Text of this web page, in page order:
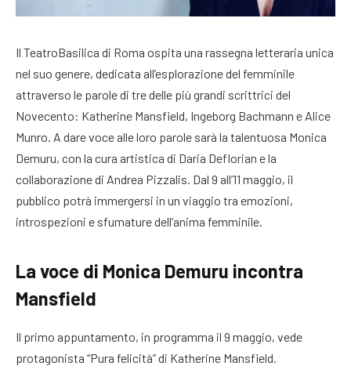
Il TeatroBasilica di Roma ospita una rassegna letteraria unica
nel suo genere, dedicata all’esplorazione del femminile
attraverso le parole di tre delle più grandi scrittrici del
Novecento: Katherine Mansfield, Ingeborg Bachmann e Alice
Munro. A dare voce alle loro parole sarà la talentuosa Monica
Demuru, con la cura artistica di Daria Deflorian e la
collaborazione di Andrea Pizzalis. Dal 9 all’11 maggio, il
pubblico potrà immergersi in un viaggio tra emozioni,
introspezioni e sfumature dell’anima femminile.
La voce di Monica Demuru incontra
Mansfield
Il primo appuntamento, in programma il 9 maggio, vede
protagonista “Pura felicità” di Katherine Mansfield.